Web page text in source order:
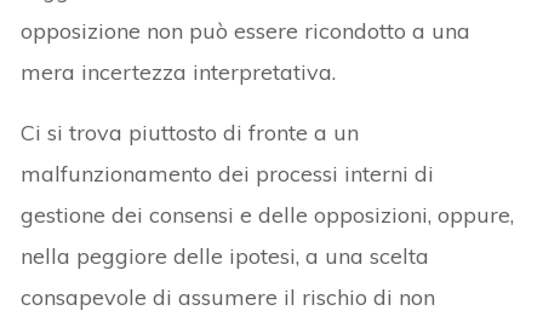
opposizione non può essere ricondotto a una
mera incertezza interpretativa.
Ci si trova piuttosto di fronte a un
malfunzionamento dei processi interni di
gestione dei consensi e delle opposizioni, oppure,
nella peggiore delle ipotesi, a una scelta
consapevole di assumere il rischio di non